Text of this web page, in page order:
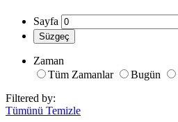
Sayfa
Süzgeç
Zaman
Tüm Zamanlar
Bugün
Filtered by:
Tümünü Temizle